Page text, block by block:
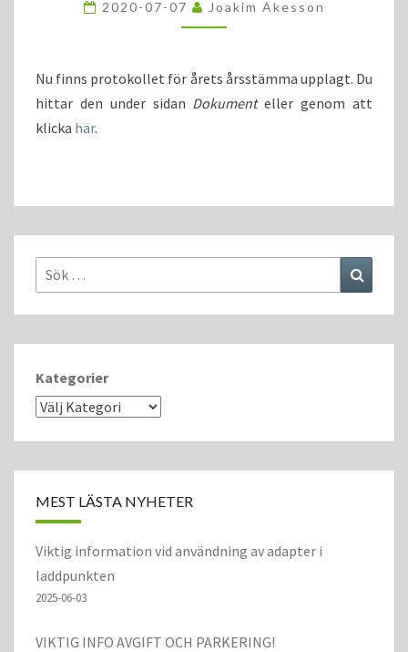
2020-07-07 Joakim Akesson
Nu finns protokollet för årets årsstämma upplagt. Du
hittar den under sidan Dokumenteller genom att
klicka här.
Sök
efter:
Kategorier
MEST LÄSTA NYHETER
Viktig information vid användning av adapter i
laddpunkten
2025-06-03
VIKTIG INFO AVGIFT OCH PARKERING!